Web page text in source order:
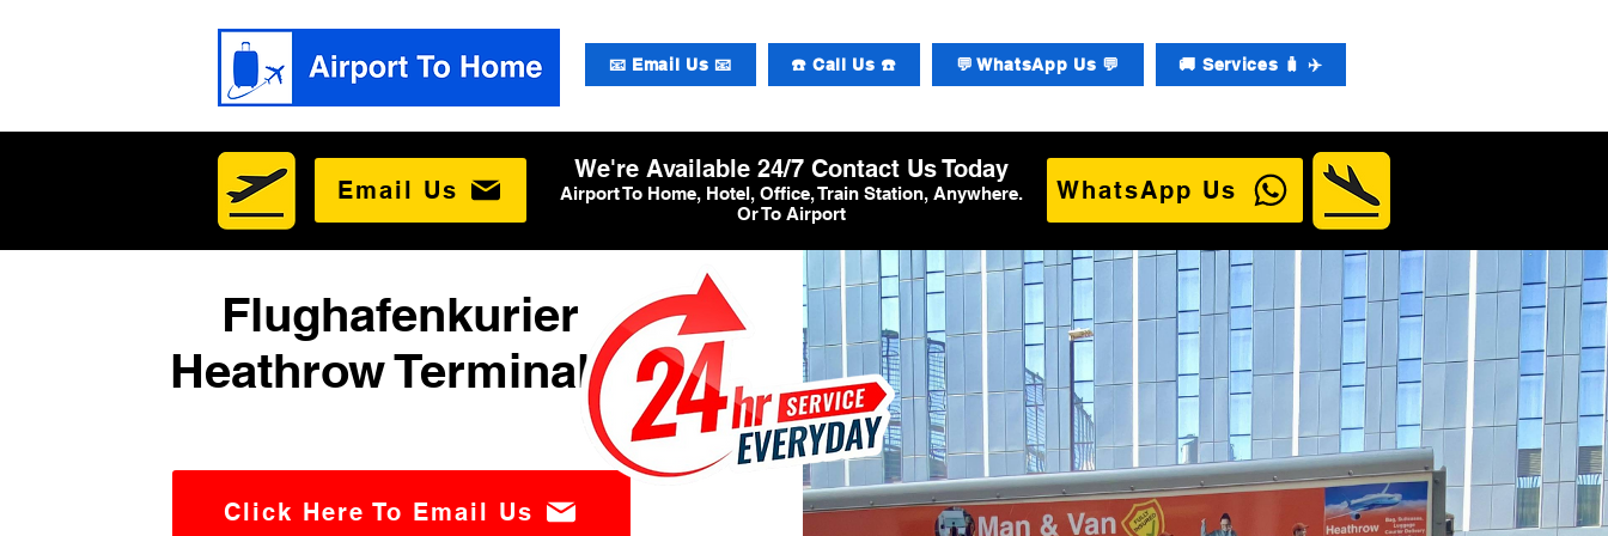
📧 Email Us 📧 ☎️ Call Us ☎️ 💬 WhatsApp Us 💬 🚚 Services 🧳 ✈️
Email Us
We're Available 24/7 Contact Us Today
Airport To Home, Hotel, Office, Train Station, Anywhere.
Or To Airport
WhatsApp Us
Flughafenkurier
Heathrow Terminal 4
Click Here To Email Us